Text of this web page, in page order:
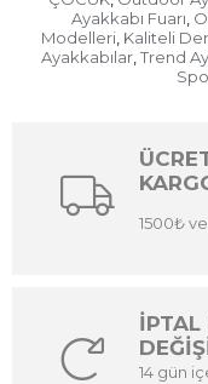
Ayakkabı Fuarı,
Modelleri, Kaliteli
Ayakkabılar, Trend
1500₺
İPTAL
14 gün